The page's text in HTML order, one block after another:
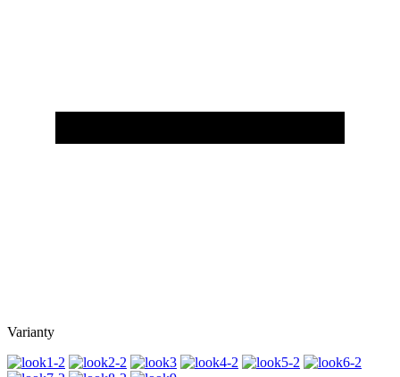
Varianty